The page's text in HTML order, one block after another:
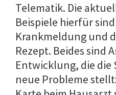
Telematik. Die
Beispiele hierfür
Krankmeldung und
Rezept. Beides sind
Entwicklung, die die
neue Probleme